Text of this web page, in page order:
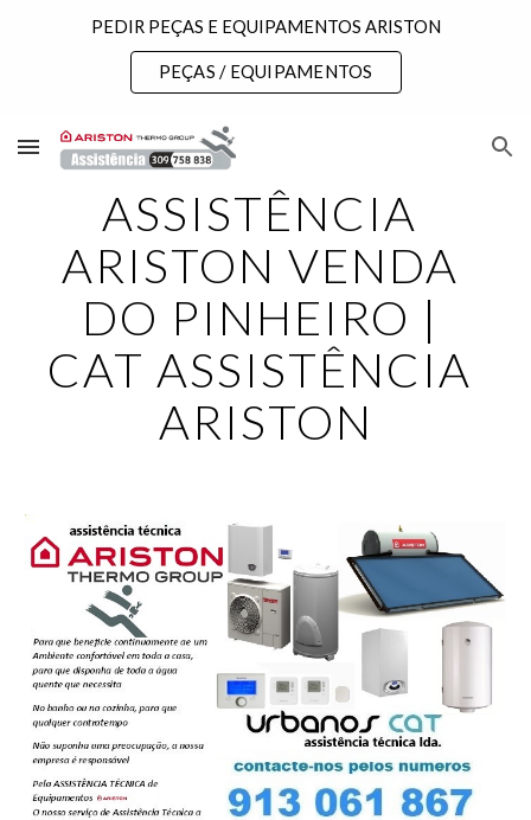
Skip to main content
PEDIR PEÇAS E EQUIPAMENTOS ARISTON
PEÇAS / EQUIPAMENTOS
ASSISTÊNCIA
ARISTON VENDA
DO PINHEIRO |
CAT ASSISTÊNCIA
ARISTON